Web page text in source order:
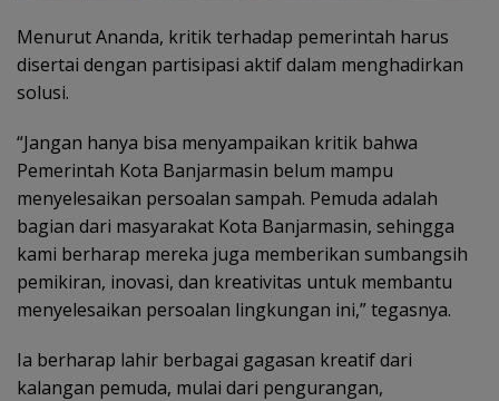
Menurut Ananda, kritik terhadap pemerintah harus
disertai dengan partisipasi aktif dalam menghadirkan
solusi.
“Jangan hanya bisa menyampaikan kritik bahwa
Pemerintah Kota Banjarmasin belum mampu
menyelesaikan persoalan sampah. Pemuda adalah
bagian dari masyarakat Kota Banjarmasin, sehingga
kami berharap mereka juga memberikan sumbangsih
pemikiran, inovasi, dan kreativitas untuk membantu
menyelesaikan persoalan lingkungan ini,” tegasnya.
Ia berharap lahir berbagai gagasan kreatif dari
kalangan pemuda, mulai dari pengurangan,